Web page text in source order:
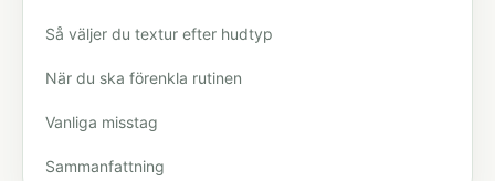
Så väljer du textur efter hudtyp
När du ska förenkla rutinen
Vanliga misstag
Sammanfattning